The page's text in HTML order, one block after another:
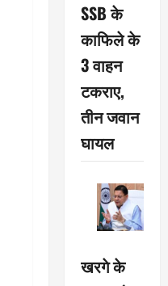
SSB के
काफिले के
3 वाहन
टकराए,
तीन जवान
घायल
खरगे के